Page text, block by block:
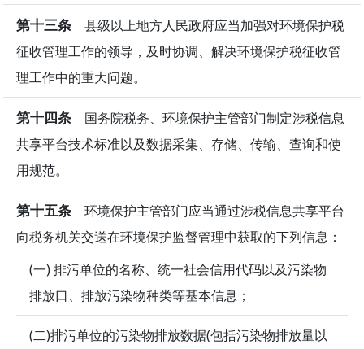
第十三条 县级以上地方人民政府应当加强对环境保护税
征收管理工作的领导，及时协调、解决环境保护税征收管
理工作中的重大问题。
第十四条 国务院税务、环境保护主管部门制定涉税信息
共享平台技术标准以及数据采集、存储、传输、查询和使
用规范。
第十五条 环境保护主管部门应当通过涉税信息共享平台
向税务机关交送在环境保护监督管理中获取的下列信息：
(一) 排污单位的名称、统一社会信用代码以及污染物
排放口、排放污染物种类等基本信息；
(二)排污单位的污染物排放数据(包括污染物排放量以